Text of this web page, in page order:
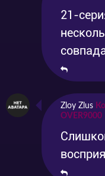
21-
Zloy Zlus
OVER9000